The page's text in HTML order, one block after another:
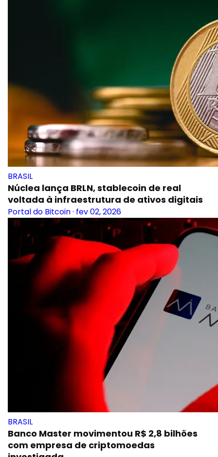
BRASIL
Núclea lança BRLN, stablecoin de real
voltada à infraestrutura de ativos digitais
Portal do Bitcoin· fev 02, 2026
BRASIL
Banco Master movimentou R$ 2,8 bilhões
com empresa de criptomoedas